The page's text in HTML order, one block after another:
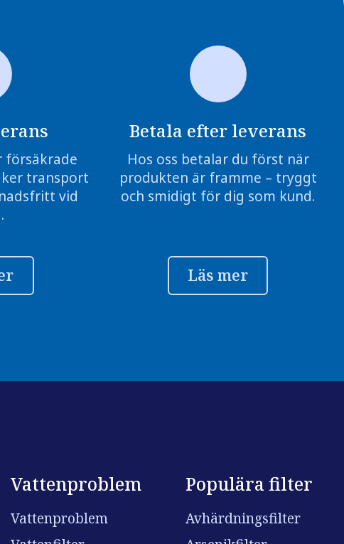
försäkrade
transport
vid
Betala efter leverans
Hos oss betalar du först när
produkten är framme – tryggt
och smidigt för dig som kund.
Läs mer
Vattenproblem
Vattenproblem
Populära filter
Avhärdningsfilter